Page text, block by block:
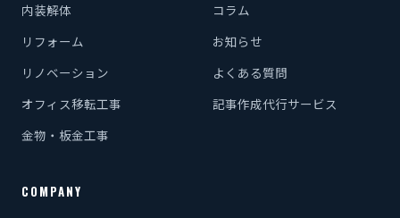
内装解体
リフォーム
リノベーション
オフィス移転工事
金物・板金工事
コラム
お知らせ
よくある質問
記事作成代行サービス
COMPANY